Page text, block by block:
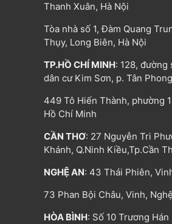
Thanh Xuân, Hà Nội
Tòa nhà số 1, Đàm Quang
Thụy, Long Biên, Hà Nội
TP.HỒ CHÍ MINH: 128, đường
dân cư Kim Sơn, p. Tân
449 Tô Hiến Thành, phường
Hồ Chí Minh
CẦN THƠ: 27 Nguyễn Tri
Khánh, Q.Ninh Kiều,Tp.Cần
NGHỆ AN: 43 Thái Phiên,
73 Phan Bội Châu, Vinh,
HÒA BÌNH: Số 10 Trương Hán